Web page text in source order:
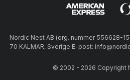
Nordic Nest AB (org. nummer 556628-
70 KALMAR, Sverige E-post:
© 2002 - 2026 Copyright